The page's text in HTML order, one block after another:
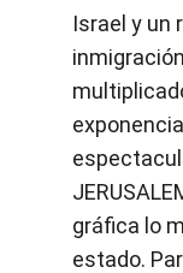
Israel y un
gráfica lo
estado.